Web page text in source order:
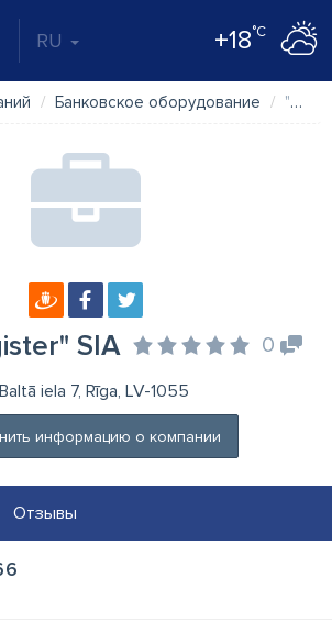
RU +18°C
Банковское оборудование "Cash Register" SIA
SIA 0
Baltā iela 7, Rīga, LV-1055
информацию о компании
Отзывы